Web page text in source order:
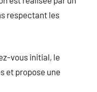
respectant les
vous initial, le
et propose une